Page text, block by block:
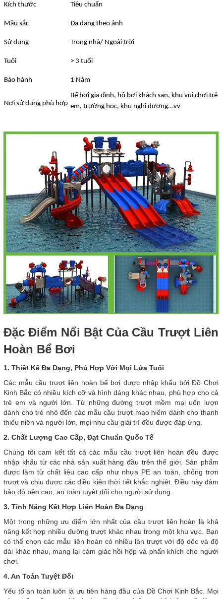
Kích thước Tiêu chuẩn
Mầu sắc Đa dạng theo ảnh
Sử dụng Trong nhà/ Ngoài trời
Tuổi > 3 tuổi
Bảo hành 1 Năm
Nơi sử dụng phù hợp
Bể bơi gia đình, hồ bơi khách sạn, khu vui chơi trẻ
em, trường học, khu nghỉ dưỡng...vv
Đặc Điểm Nổi Bật Của Cầu Trượt Liên
Hoàn Bể Bơi
1. Thiết Kế Đa Dạng, Phù Hợp Với Mọi Lứa Tuổi
Các mẫu cầu trượt liên hoàn bể bơi được nhập khẩu bởi Đồ Chơi
Kinh Bắc có nhiều kích cỡ và hình dáng khác nhau, phù hợp cho cả
trẻ em và người lớn. Từ những đường trượt mềm mại uốn lượn
dành cho trẻ nhỏ đến các mẫu cầu trượt mạo hiểm dành cho thanh
thiếu niên và người lớn, mọi nhu cầu giải trí đều được đáp ứng.
2. Chất Lượng Cao Cấp, Đạt Chuẩn Quốc Tế
Chúng tôi cam kết tất cả các mẫu cầu trượt liên hoàn đều được
nhập khẩu từ các nhà sản xuất hàng đầu trên thế giới. Sản phẩm
được làm từ chất liệu cao cấp như nhựa PE an toàn, chống trơn
trượt và chịu được các điều kiện thời tiết khắc nghiệt. Điều này đảm
bảo độ bền cao, an toàn tuyệt đối cho người sử dụng.
3. Tính Năng Kết Hợp Liên Hoàn Đa Dạng
Một trong những ưu điểm lớn nhất của cầu trượt liên hoàn là khả
năng kết hợp nhiều đường trượt khác nhau trong một khu vực. Bạn
có thể chọn các mẫu liên hoàn có nhiều làn trượt với độ dốc và độ
dài khác nhau, mang lại cảm giác hồi hộp và phấn khích cho người
chơi.
4. An Toàn Tuyệt Đối
Yếu tố an toàn luôn là ưu tiên hàng đầu của Đồ Chơi Kinh Bắc. Mọi